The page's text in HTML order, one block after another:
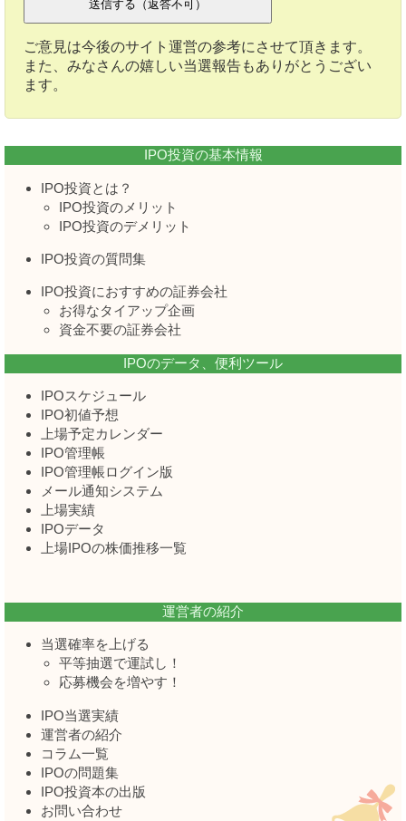
ご意見は今後のサイト運営の参考にさせて頂きます。
また、みなさんの嬉しい当選報告もありがとうござい
ます。
IPO投資の基本情報
IPO投資とは？
IPO投資のメリット
IPO投資のデメリット
IPO投資の質問集
IPO投資におすすめの証券会社
お得なタイアップ企画
資金不要の証券会社
IPOのデータ、便利ツール
IPOスケジュール
IPO初値予想
上場予定カレンダー
IPO管理帳
IPO管理帳ログイン版
メール通知システム
上場実績
IPOデータ
上場IPOの株価推移一覧
運営者の紹介
当選確率を上げる
平等抽選で運試し！
応募機会を増やす！
IPO当選実績
運営者の紹介
コラム一覧
IPOの問題集
IPO投資本の出版
お問い合わせ